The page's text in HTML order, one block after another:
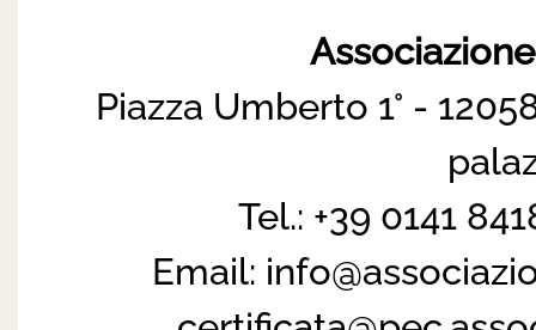
Piazza Umberto 1° -
Tel.: +39 0141
Email: